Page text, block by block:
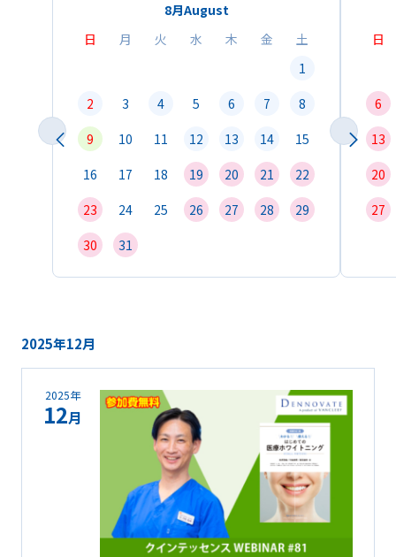
8月August
日
月 火 水 木 金
土
1
2
3 4 5 6 7
8
9
10 11 12 13 14
15
16
17 18 19 20 21
22
23
24 25 26 27 28
29
30
31
日
6
13
20
27
2025年12月
2025年
12月